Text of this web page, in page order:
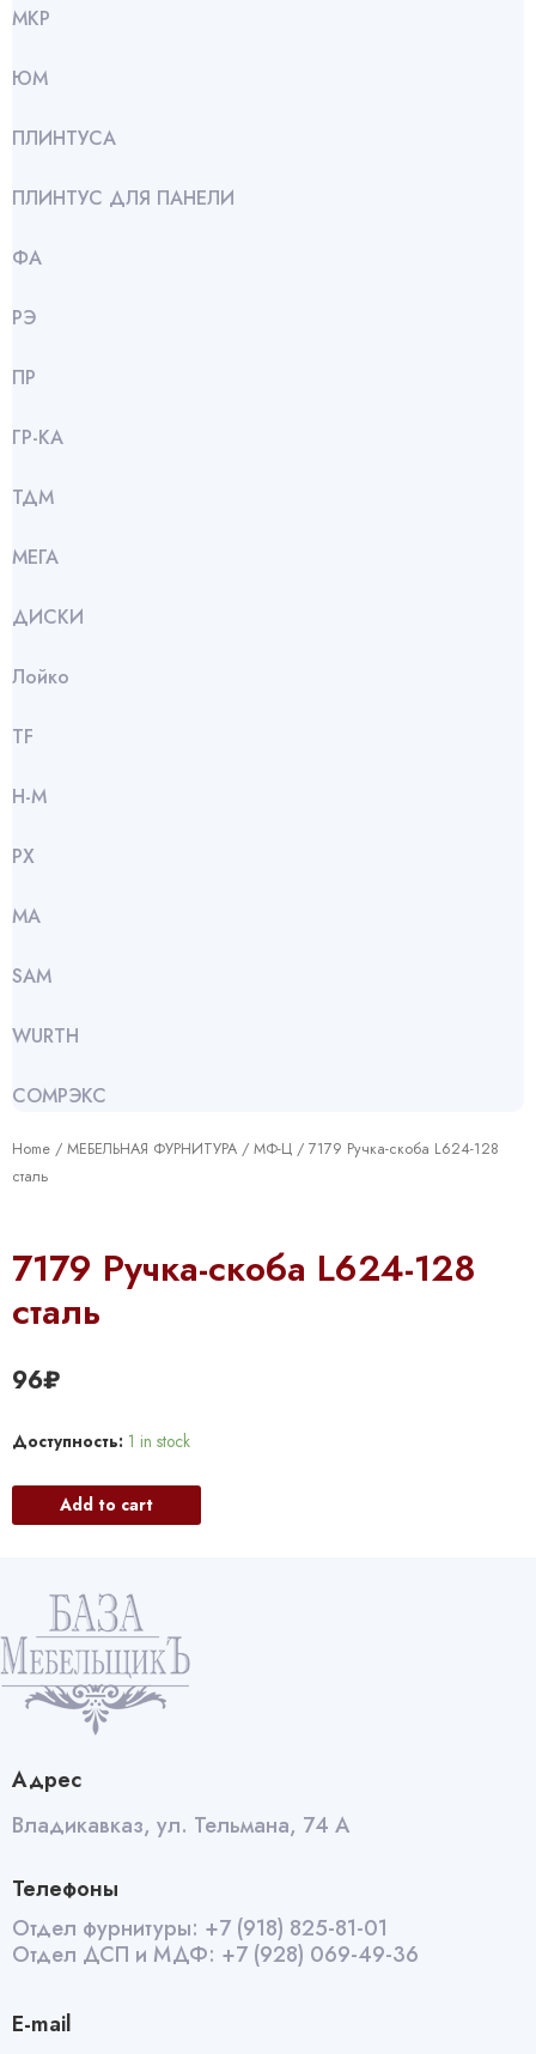
МКР
ЮМ
ПЛИНТУСА
ПЛИНТУС ДЛЯ ПАНЕЛИ
ФА
РЭ
ПР
ГР-КА
ТДМ
МЕГА
ДИСКИ
Лойко
TF
Н-М
РХ
МА
SАМ
WURTH
СОМРЭКС
Home / МЕБЕЛЬНАЯ ФУРНИТУРА / МФ-Ц / 7179 Ручка-скоба L624-128
сталь
7179 Ручка-скоба L624-128
сталь
96₽
Доступность: 1 in stock
Add to cart
Адрес
Владикавказ, ул. Тельмана, 74 А
Телефоны
Отдел фурнитуры: +7 (918) 825-81-01
Отдел ДСП и МДФ: +7 (928) 069-49-36
E-mail